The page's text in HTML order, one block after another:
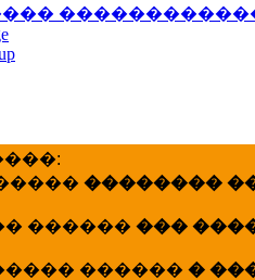
��������
������ ���
������ �